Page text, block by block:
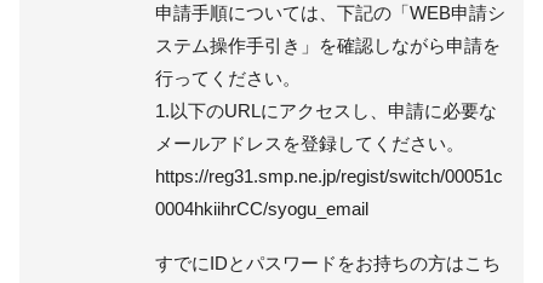
申請手順については、下記の「WEB申請シ
ステム操作手引き」を確認しながら申請を
行ってください。
1.以下のURLにアクセスし、申請に必要な
メールアドレスを登録してください。
https://reg31.smp.ne.jp/regist/switch/00051c
0004hkiihrCC/syogu_email
すでにIDとパスワードをお持ちの方はこち